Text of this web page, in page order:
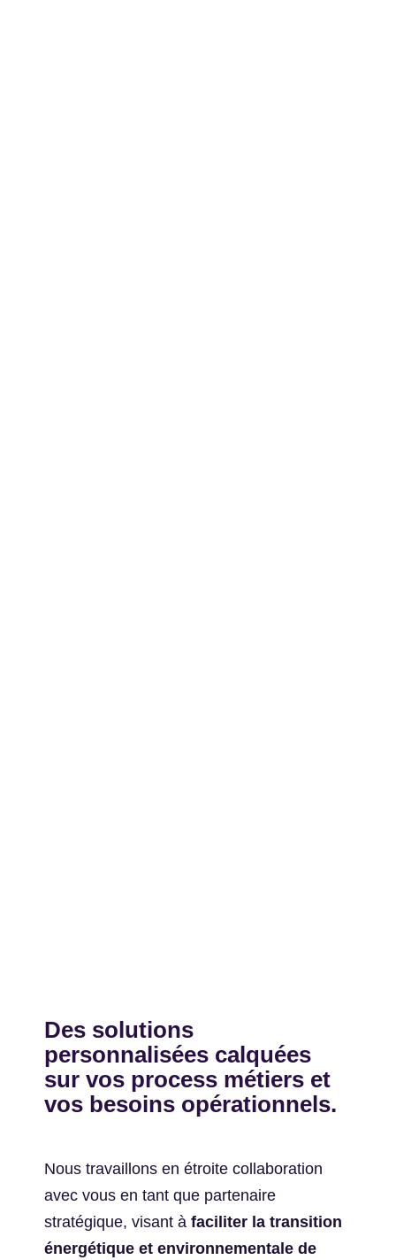
Des solutions
personnaliséescalquées
sur vos process métiers et
vos besoins opérationnels.
Nous travaillons en étroite collaboration
avec vous en tant que partenaire
stratégique, visant à faciliter la transition
énergétique et environnementale de